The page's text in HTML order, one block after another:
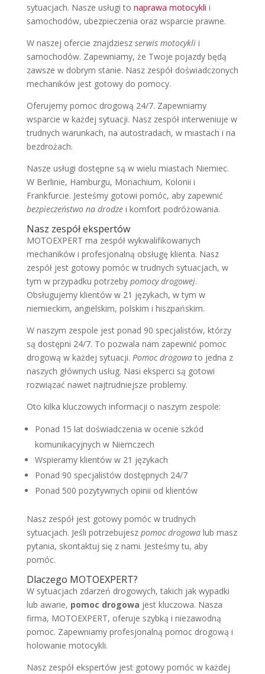
sytuacjach. Nasze usługi to naprawa motocykli i
samochodów, ubezpieczenia oraz wsparcie prawne.
W naszej ofercie znajdziesz serwis motocyklii
samochodów. Zapewniamy, że Twoje pojazdy będą
zawsze w dobrym stanie. Nasz zespół doświadczonych
mechaników jest gotowy do pomocy.
Oferujemy pomoc drogową 24/7. Zapewniamy
wsparcie w każdej sytuacji. Nasz zespół interweniuje w
trudnych warunkach, na autostradach, w miastach i na
bezdrożach.
Nasze usługi dostępne są w wielu miastach Niemiec.
W Berlinie, Hamburgu, Monachium, Kolonii i
Frankfurcie. Jesteśmy gotowi pomóc, aby zapewnić
bezpieczeństwo na drodzei komfort podróżowania.
Nasz zespół ekspertów
MOTOEXPERT ma zespół wykwalifikowanych
mechaników i profesjonalną obsługę klienta. Nasz
zespół jest gotowy pomóc w trudnych sytuacjach, w
tym w przypadku potrzeby pomocy drogowej.
Obsługujemy klientów w 21 językach, w tym w
niemieckim, angielskim, polskim i hiszpańskim.
W naszym zespole jest ponad 90 specjalistów, którzy
są dostępni 24/7. To pozwala nam zapewnić pomoc
drogową w każdej sytuacji. Pomoc drogowato jedna z
naszych głównych usług. Nasi eksperci są gotowi
rozwiązać nawet najtrudniejsze problemy.
Oto kilka kluczowych informacji o naszym zespole:
Ponad 15 lat doświadczenia w ocenie szkód
komunikacyjnych w Niemczech
Wspieramy klientów w 21 językach
Ponad 90 specjalistów dostępnych 24/7
Ponad 500 pozytywnych opinii od klientów
Nasz zespół jest gotowy pomóc w trudnych
sytuacjach. Jeśli potrzebujesz pomoc drogowalub masz
pytania, skontaktuj się z nami. Jesteśmy tu, aby
pomóc.
Dlaczego MOTOEXPERT?
W sytuacjach zdarzeń drogowych, takich jak wypadki
lub awarie, pomoc drogowa jest kluczowa. Nasza
firma, MOTOEXPERT, oferuje szybką i niezawodną
pomoc. Zapewniamy profesjonalną pomoc drogową i
holowanie motocykli.
Nasz zespół ekspertów jest gotowy pomóc w każdej